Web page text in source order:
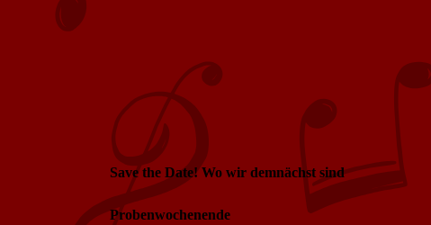
Save the Date! Wo wir demnächst sind
Probenwochenende